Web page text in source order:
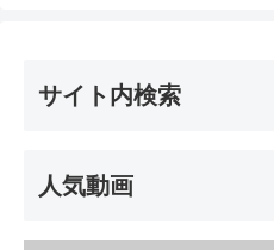
サイト内検索
人気動画